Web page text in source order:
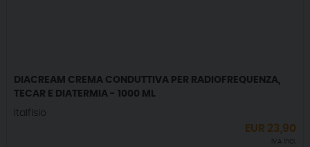
DIACREAM CREMA CONDUTTIVA PER RADIOFREQUENZA,
TECAR E DIATERMIA - 1000 ML
Italfisio
EUR 23,90
IVA incl.